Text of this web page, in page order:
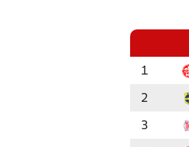
1
2
3